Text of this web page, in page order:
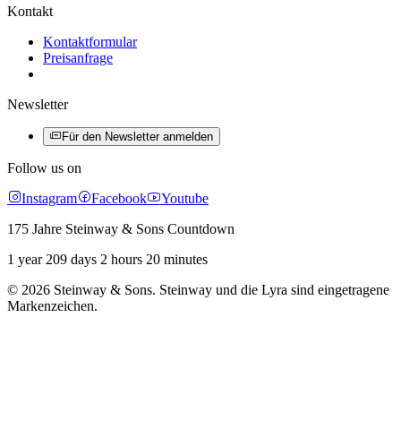
Kontakt
Kontaktformular
Preisanfrage
Newsletter
Für den Newsletter anmelden
Follow us on
Instagram
Facebook
Youtube
175 Jahre Steinway & Sons Countdown
1 year 209 days 2 hours 20 minutes
© 2026 Steinway & Sons. Steinway und die Lyra sind eingetragene
Markenzeichen.